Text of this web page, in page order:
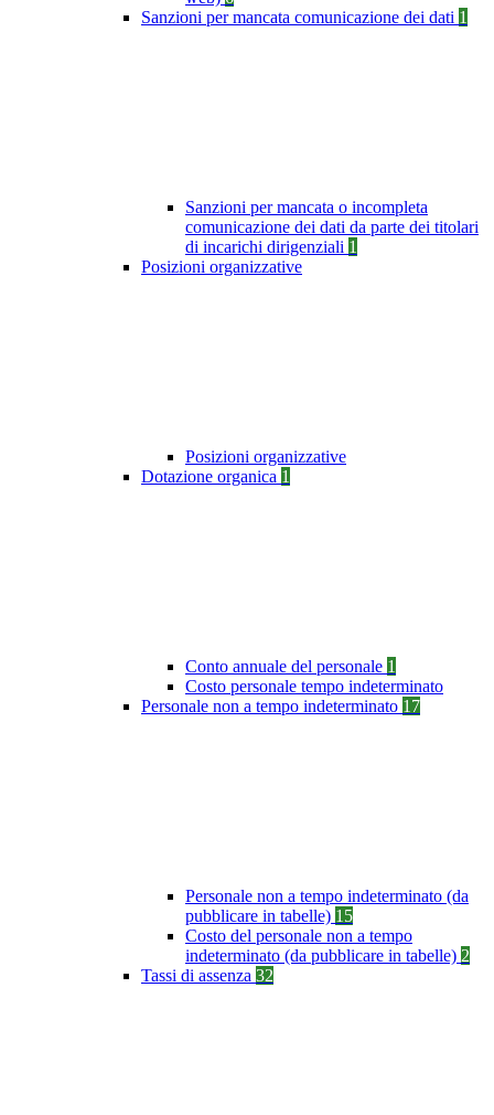
Sanzioni per mancata comunicazione dei dati 1
Sanzioni per mancata o incompleta
comunicazione dei dati da parte dei titolari
di incarichi dirigenziali 1
Posizioni organizzative
Posizioni organizzative
Dotazione organica 1
Conto annuale del personale 1
Costo personale tempo indeterminato
Personale non a tempo indeterminato 17
Personale non a tempo indeterminato (da
pubblicare in tabelle) 15
Costo del personale non a tempo
indeterminato (da pubblicare in tabelle) 2
Tassi di assenza 32